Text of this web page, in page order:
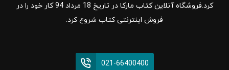
کرد.فروشگاه آنلاین کتاب مارکا در تاریخ 18 مرداد 94 کار خود را در
فروش اینترنتی کتاب شروع کرد.
021-66400400